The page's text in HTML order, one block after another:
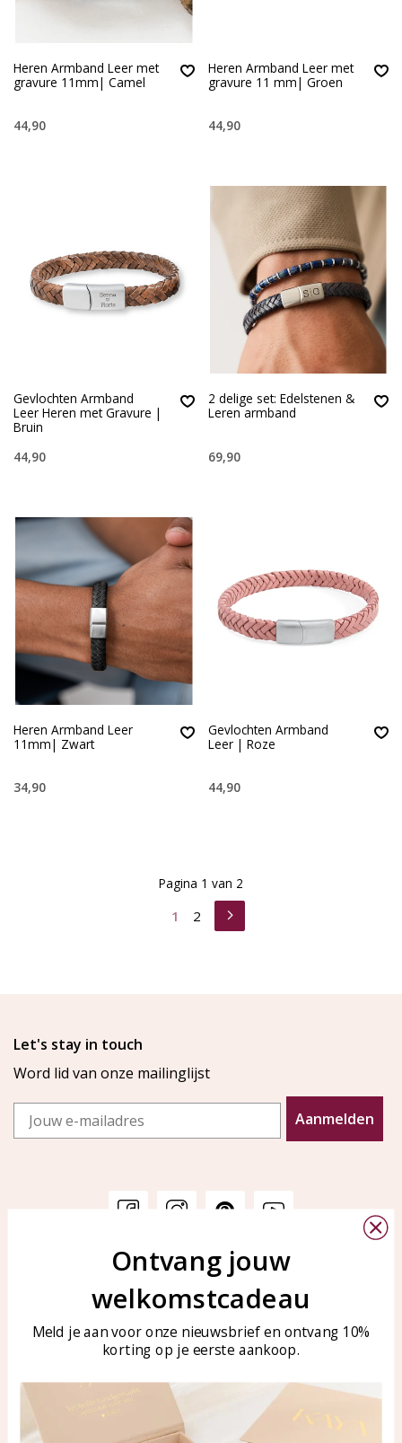
Heren Armband Leer met
gravure 11mm| Camel
44,90
Heren Armband Leer met
gravure 11 mm| Groen
44,90
Gevlochten Armband
Leer Heren met Gravure |
Bruin
44,90
2 delige set: Edelstenen &
Leren armband
69,90
Heren Armband Leer
11mm| Zwart
34,90
Gevlochten Armband
Leer | Roze
44,90
1 2
Pagina 1 van 2
Let's stay in touch
Word lid van onze mailinglijst
Email
Aanmelden
Veelgestelde vragen
Sieraden onderhouden
KAYA Sieraden
Bellen of WhatsApp Ma-Vr
tussen 09:00-17:00
Tel: 0850003187
WhatsApp: 0850003187
klantenservice@kayasierade
Ontvang jouw
welkomstcadeau
Meld je aan voor onze nieuwsbrief en ontvang 10%
korting op je eerste aankoop.